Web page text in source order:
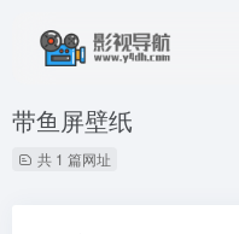
带鱼屏壁纸
共 1 篇网址